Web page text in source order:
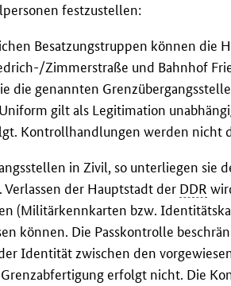
festzustellen:
Besatzungstruppen können die
Zimmerstraße und Bahnhof
die genannten
gilt als Legitimation
Kontrollhandlungen werden nicht
in Zivil, so unterliegen sie
der Hauptstadt der DDR
(Militärkennkarten bzw.
können. Die Passkontrolle
Identität zwischen den
erfolgt nicht. Die